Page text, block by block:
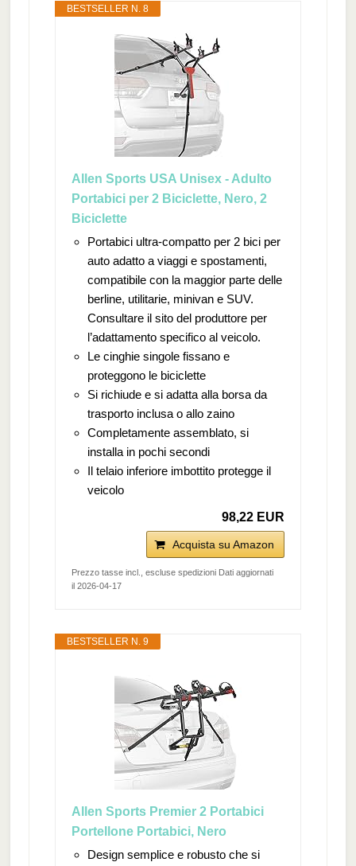
BESTSELLER N. 8
Allen Sports USA Unisex - Adulto
Portabici per 2 Biciclette, Nero, 2
Biciclette
Portabici ultra-compatto per 2 bici per
auto adatto a viaggi e spostamenti,
compatibile con la maggior parte delle
berline, utilitarie, minivan e SUV.
Consultare il sito del produttore per
l’adattamento specifico al veicolo.
Le cinghie singole fissano e
proteggono le biciclette
Si richiude e si adatta alla borsa da
trasporto inclusa o allo zaino
Completamente assemblato, si
installa in pochi secondi
Il telaio inferiore imbottito protegge il
veicolo
98,22 EUR
Acquista su Amazon
Prezzo tasse incl., escluse spedizioni Dati aggiornati
il 2026-04-17
BESTSELLER N. 9
Allen Sports Premier 2 Portabici
Portellone Portabici, Nero
Design semplice e robusto che si